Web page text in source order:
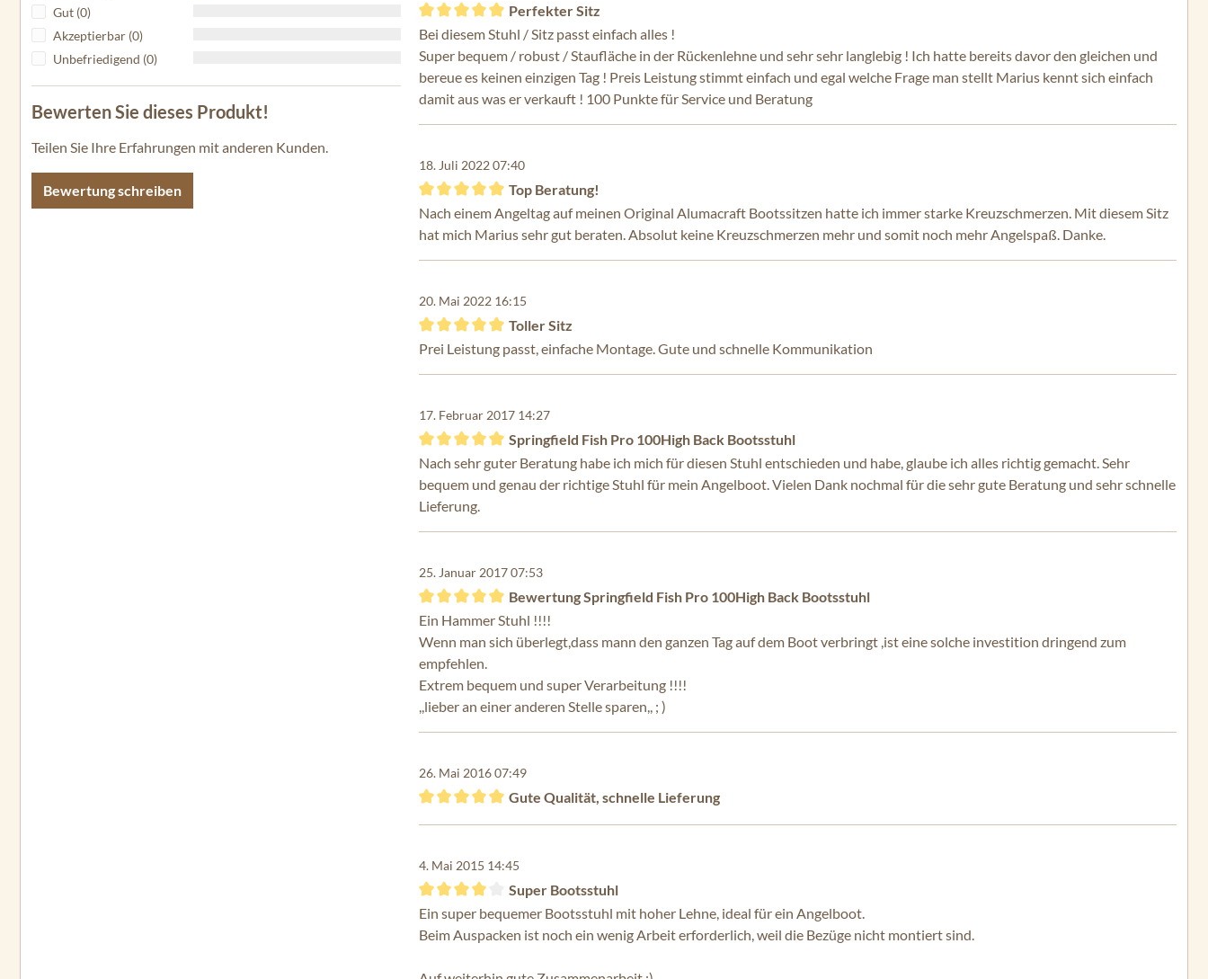
Gut (0)
Akzeptierbar (0)
Unbefriedigend (0)
Bewerten Sie dieses Produkt!
Teilen Sie Ihre Erfahrungen mit anderen Kunden.
Bewertung schreiben
Bewertung mit 5 von 5 Sternen
Perfekter Sitz
Bei diesem Stuhl / Sitz passt einfach alles !
Super bequem / robust / Staufläche in der Rückenlehne und sehr sehr langlebig ! Ich hatte bereits davor den gleichen und
bereue es keinen einzigen Tag ! Preis Leistung stimmt einfach und egal welche Frage man stellt Marius kennt sich einfach
damit aus was er verkauft ! 100 Punkte für Service und Beratung
18. Juli 2022 07:40
Bewertung mit 5 von 5 Sternen
Top Beratung!
Nach einem Angeltag auf meinen Original Alumacraft Bootssitzen hatte ich immer starke Kreuzschmerzen. Mit diesem Sitz
hat mich Marius sehr gut beraten. Absolut keine Kreuzschmerzen mehr und somit noch mehr Angelspaß. Danke.
20. Mai 2022 16:15
Bewertung mit 5 von 5 Sternen
Toller Sitz
Prei Leistung passt, einfache Montage. Gute und schnelle Kommunikation
17. Februar 2017 14:27
Bewertung mit 5 von 5 Sternen
Springfield Fish Pro 100High Back Bootsstuhl
Nach sehr guter Beratung habe ich mich für diesen Stuhl entschieden und habe, glaube ich alles richtig gemacht. Sehr
bequem und genau der richtige Stuhl für mein Angelboot. Vielen Dank nochmal für die sehr gute Beratung und sehr schnelle
Lieferung.
25. Januar 2017 07:53
Bewertung mit 5 von 5 Sternen
Bewertung Springfield Fish Pro 100High Back Bootsstuhl
Ein Hammer Stuhl !!!!
Wenn man sich überlegt,dass mann den ganzen Tag auf dem Boot verbringt ,ist eine solche investition dringend zum
empfehlen.
Extrem bequem und super Verarbeitung !!!!
,,lieber an einer anderen Stelle sparen,, ; )
26. Mai 2016 07:49
Gute Qualität, schnelle Lieferung
4. Mai 2015 14:45
Bewertung mit 4 von 5 Sternen
Super Bootsstuhl
Ein super bequemer Bootsstuhl mit hoher Lehne, ideal für ein Angelboot.
Beim Auspacken ist noch ein wenig Arbeit erforderlich, weil die Bezüge nicht montiert sind.